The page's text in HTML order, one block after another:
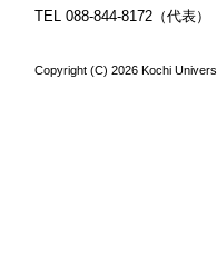
TEL 088-844-8172（代表）
Copyright (C)2026 Kochi